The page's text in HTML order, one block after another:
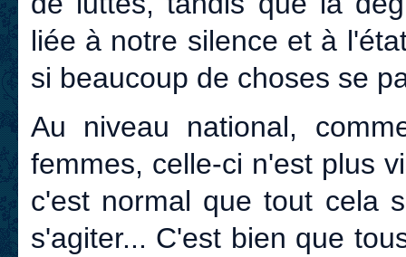
liée à notre silence et à
si beaucoup de choses se
Au niveau national,
femmes, celle-ci n'est plus
c'est normal que tout cela
s'agiter... C'est bien que